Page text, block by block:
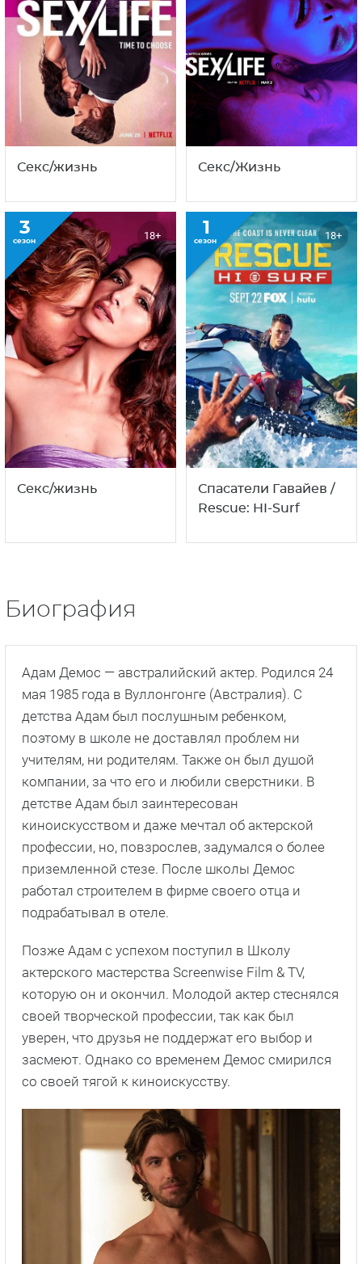
Секс/жизнь Секс/Жизнь
3
сезон 18+
Секс/жизнь
1
сезон 18+
Спасатели Гавайев /
Rescue: HI-Surf
Биография
Адам Демос — австралийский актер. Родился 24
мая 1985 года в Вуллонгонге (Австралия). С
детства Адам был послушным ребенком,
поэтому в школе не доставлял проблем ни
учителям, ни родителям. Также он был душой
компании, за что его и любили сверстники. В
детстве Адам был заинтересован
киноискусством и даже мечтал об актерской
профессии, но, повзрослев, задумался о более
приземленной стезе. После школы Демос
работал строителем в фирме своего отца и
подрабатывал в отеле.
Позже Адам с успехом поступил в Школу
актерского мастерства Screenwise Film & TV,
которую он и окончил. Молодой актер стеснялся
своей творческой профессии, так как был
уверен, что друзья не поддержат его выбор и
засмеют. Однако со временем Демос смирился
со своей тягой к киноискусству.